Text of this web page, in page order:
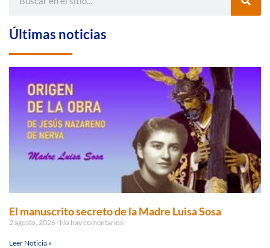
Últimas noticias
El manuscrito secreto de la Madre Luisa Sosa
2 agosto, 2026 No hay comentarios
Leer Noticia »